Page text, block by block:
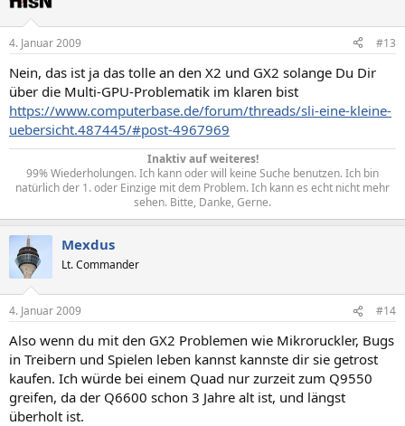
4. Januar 2009 #13
Nein, das ist ja das tolle an den X2 und GX2 solange Du Dir
über die Multi-GPU-Problematik im klaren bist
https://www.computerbase.de/forum/threads/sli-eine-kleine-
uebersicht.487445/#post-4967969
Inaktiv auf weiteres!
99% Wiederholungen. Ich kann oder will keine Suche benutzen. Ich bin
natürlich der 1. oder Einzige mit dem Problem. Ich kann es echt nicht mehr
sehen. Bitte, Danke, Gerne.​
Mexdus
Lt. Commander
4. Januar 2009 #14
Also wenn du mit den GX2 Problemen wie Mikroruckler, Bugs
in Treibern und Spielen leben kannst kannste dir sie getrost
kaufen. Ich würde bei einem Quad nur zurzeit zum Q9550
greifen, da der Q6600 schon 3 Jahre alt ist, und längst
überholt ist.